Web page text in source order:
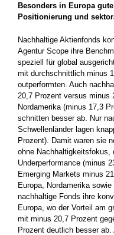
Besonders in Europa
Positionierung und
Nachhaltige Aktienfonds
Agentur Scope ihre
speziell für global
mit durchschnittlich minus
outperformten. Auch
20,7 Prozent versus minus
Nordamerika (minus 17,3
schnitten besser ab. Nur
Schwellenländer lagen
Prozent). Damit waren sie
ohne Nachhaltigkeitsfokus,
Underperformance (minus
Emerging Markets minus
Europa, Nordamerika
nachhaltige Fonds ihre
Europa, wo der Vorteil am
mit minus 20,7 Prozent
Prozent deutlich besser